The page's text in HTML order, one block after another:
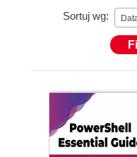
Sortuj wg: